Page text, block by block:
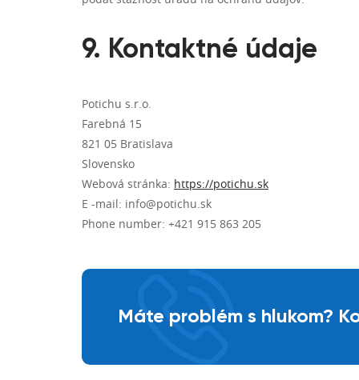
9. Kontaktné údaje
Potichu s.r.o.
Farebná 15
821 05 Bratislava
Slovensko
Webová stránka: https://potichu.sk
E -mail: info@potichu.sk
Phone number: +421 915 863 205
Máte problém s hlukom?